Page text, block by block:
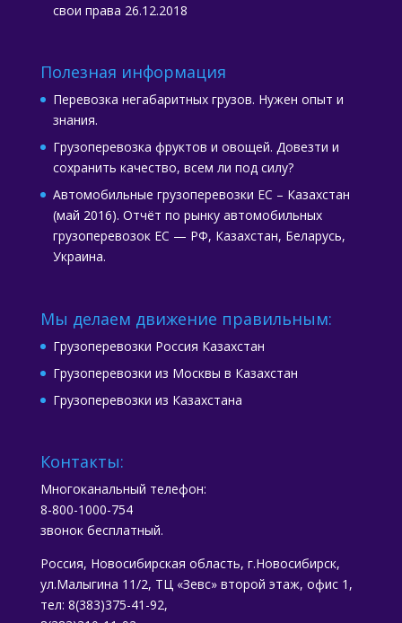
свои права 26.12.2018
Полезная информация
Перевозка негабаритных грузов. Нужен опыт и
знания.
Грузоперевозка фруктов и овощей. Довезти и
сохранить качество, всем ли под силу?
Автомобильные грузоперевозки ЕС – Казахстан
(май 2016). Отчёт по рынку автомобильных
грузоперевозок ЕС — РФ, Казахстан, Беларусь,
Украина.
Мы делаем движение правильным:
Грузоперевозки Россия Казахстан
Грузоперевозки из Москвы в Казахстан
Грузоперевозки из Казахстана
Контакты:
Многоканальный телефон:
8-800-1000-754
звонок бесплатный.
Россия, Новосибирская область, г.Новосибирск,
ул.Малыгина 11/2, ТЦ «Зевс» второй этаж, офис 1,
тел: 8(383)375-41-92,